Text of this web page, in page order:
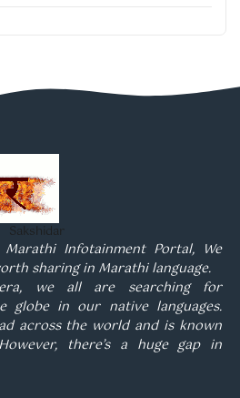
Sakshidar
Infotainment Portal, We
sharing in Marathi language.
we all are searching for
globe in our native languages.
across the world and is known
there’s a huge gap in